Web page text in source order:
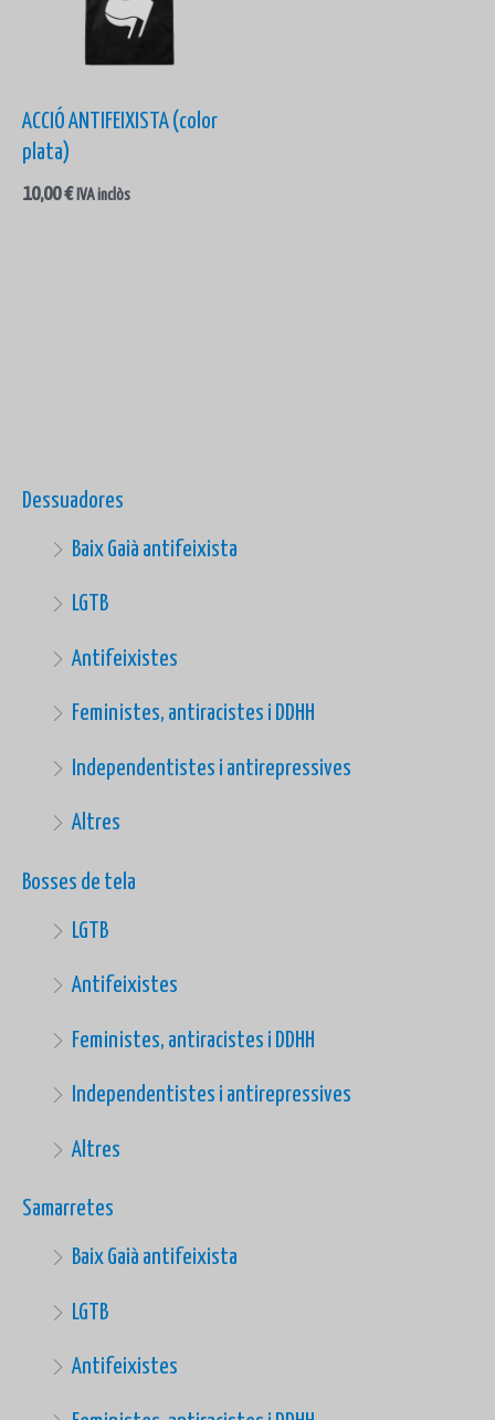
Dessuadores
Baix Gaià antifeixista
LGTB
Antifeixistes
Feministes, antiracistes i DDHH
Independentistes i antirepressives
Altres
Bosses de tela
LGTB
Antifeixistes
Feministes, antiracistes i DDHH
Independentistes i antirepressives
Altres
Samarretes
Baix Gaià antifeixista
LGTB
Antifeixistes
ACCIÓ ANTIFEIXISTA (color
plata)
10,00€ IVA inclòs